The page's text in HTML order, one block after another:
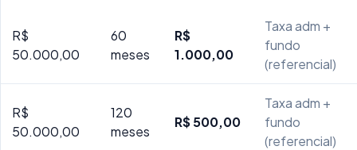
R$
50.000,00
60
meses
R$
1.000,00
Taxa adm +
fundo
(referencial)
R$
50.000,00
120
meses
R$ 500,00
Taxa adm +
fundo
(referencial)